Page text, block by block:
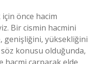
önce hacim
Bir cismin hacmini
genişliğini, yüksekliğini
konusu olduğunda,